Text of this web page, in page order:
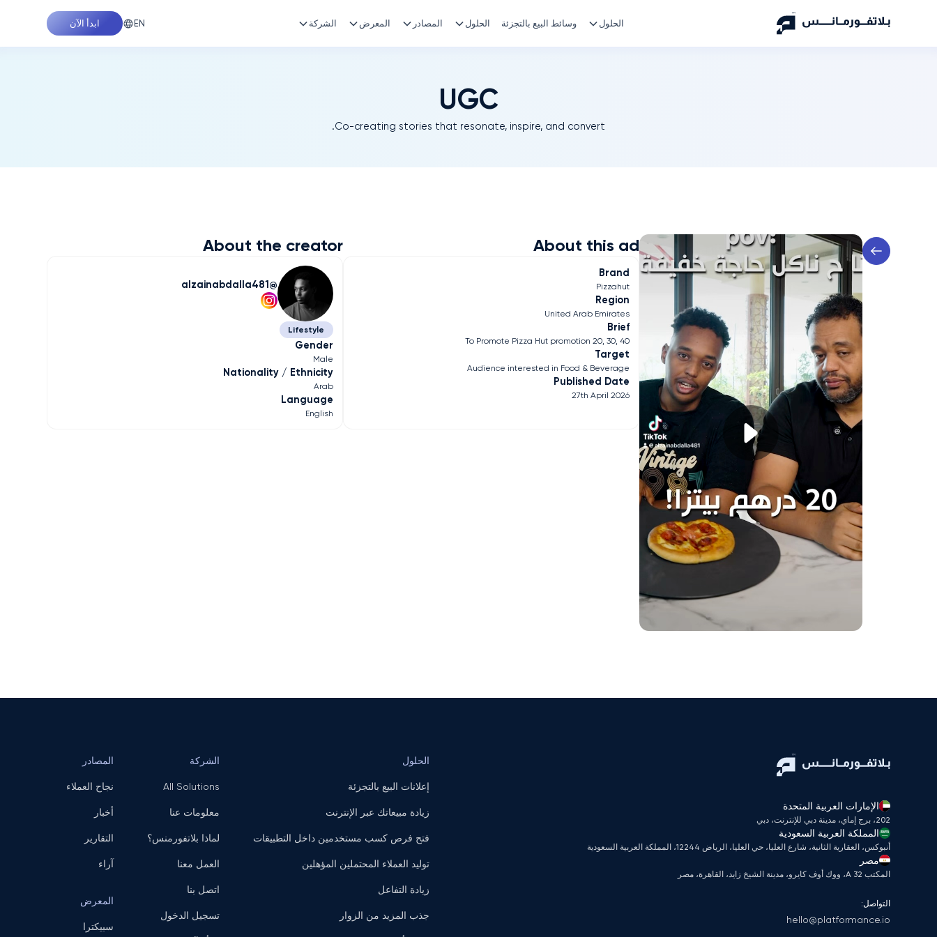
الحلول وسائط البيع بالتجزئة الحلول المصادر المعرض الشركة EN ابدأ الآن
UGC
Co-creating stories that resonate, inspire, and convert.
About this ad
Brand
Pizzahut
Region
United Arab Emirates
Brief
To Promote Pizza Hut promotion 20, 30, 40
Target
Audience interested in Food & Beverage
Published Date
27th April 2026
About the creator
alzainabdalla481
Lifestyle
Gender
Male
Nationality / Ethnicity
Arab
Language
English
الإمارات العربية المتحدة
202، برج إماي، مدينة دبي للإنترنت، دبي
المملكة العربية السعودية
أنبوكس، العقارية الثانية، شارع العليا، حي العليا، الرياض 12244، المملكة العربية السعودية
مصر
المكتب A 32، ووك أوف كايرو، مدينة الشيخ زايد، القاهرة، مصر
التواصل:
hello@platformance.io
الحلول
إعلانات البيع بالتجزئة
زيادة مبيعاتك عبر الإنترنت
فتح فرص كسب مستخدمين داخل التطبيقات
توليد العملاء المحتملين المؤهلين
زيادة التفاعل
جذب المزيد من الزوار
الشركة
All Solutions
معلومات عنا
لماذا بلاتفورمنس؟
العمل معنا
اتصل بنا
تسجيل الدخول
المصادر
نجاح العملاء
أخبار
التقارير
آراء
المعرض
سبيكترا